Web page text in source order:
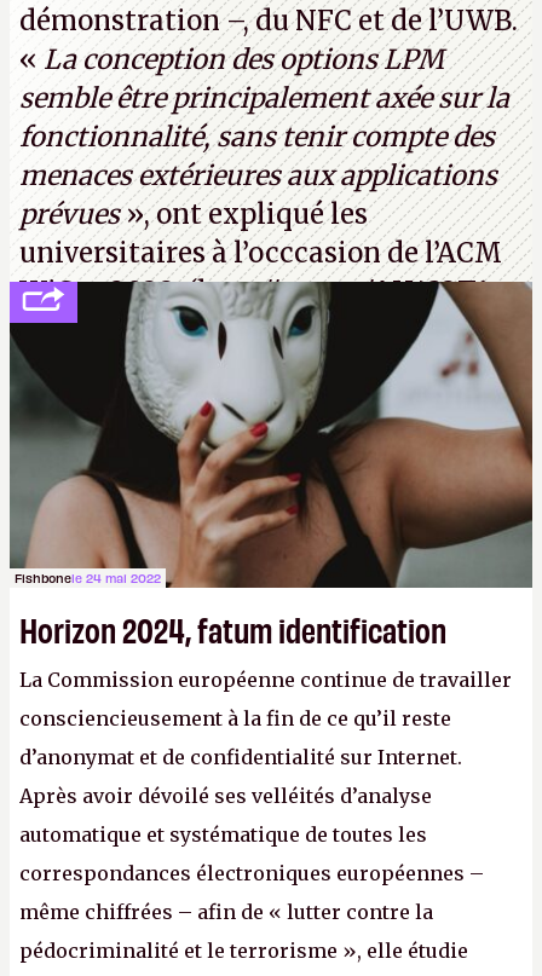
démonstration –, du NFC et de l’UWB.
« La conception des options LPM
semble être principalement axée sur la
fonctionnalité, sans tenir compte des
menaces extérieures aux applications
prévues», ont expliqué les
universitaires à l’occcasion de l’ACM
WiSec 2022. (http://cpc.cx/AH432T1
(PDF) - Crédit photo : Pexels - Tyler
Lastovich)
Fishbonele 24 mai 2022
Horizon 2024, fatum identification
La Commission européenne continue de travailler
consciencieusement à la fin de ce qu’il reste
d’anonymat et de confidentialité sur Internet.
Après avoir dévoilé ses velléités d’analyse
automatique et systématique de toutes les
correspondances électroniques européennes –
même chiffrées – afin de « lutter contre la
pédocriminalité et le terrorisme », elle étudie